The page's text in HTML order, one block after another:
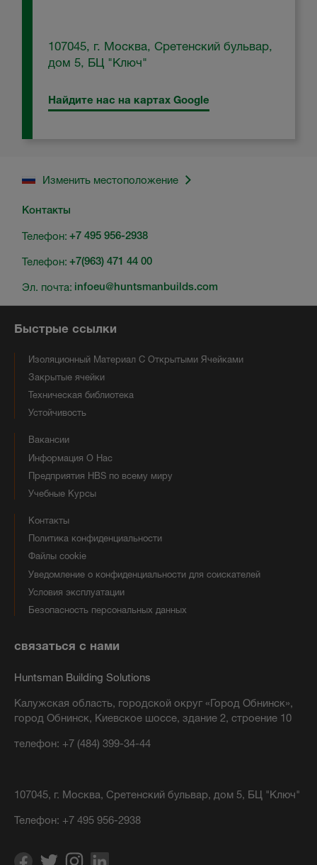
107045, г. Москва, Сретенский бульвар,
дом 5, БЦ "Ключ"
Найдите нас на картах Google
Изменить местоположение
Контакты
Телефон: +7 495 956-2938
Телефон: +7(963) 471 44 00
Эл. почта: infoeu@huntsmanbuilds.com
Быстрые ссылки
Изоляционный Материал С Открытыми Ячейками
Закрытые ячейки
Техническая библиотека
Устойчивость
Вакансии
Информация О Нас
Предприятия HBS по всему миру
Учебные Курсы
Контакты
Политика конфиденциальности
Файлы cookie
Уведомление о конфиденциальности для соискателей
Условия эксплуатации
Безопасность персональных данных
связаться с нами
Huntsman Building Solutions
Калужская область, городской округ «Город Обнинск»,
город Обнинск, Киевское шоссе, здание 2, строение 10
телефон: +7 (484) 399-34-44
107045, г. Москва, Сретенский бульвар, дом 5, БЦ "Ключ"
Телефон: +7 495 956-2938